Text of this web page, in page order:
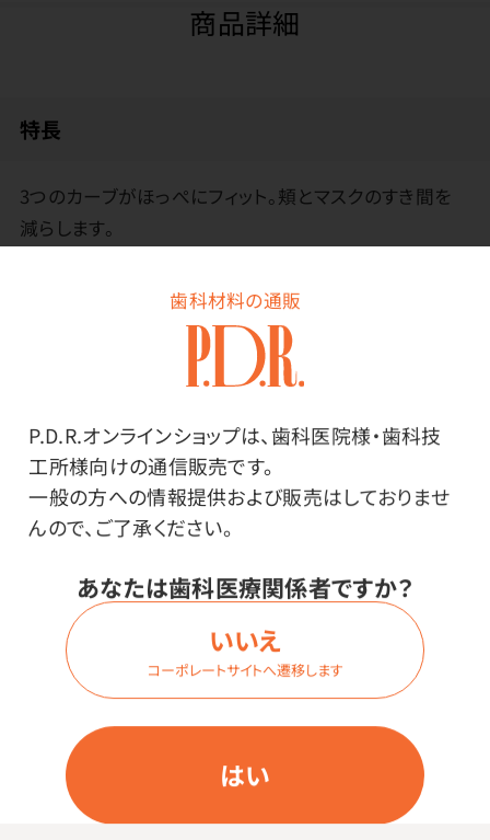
歯科材料の通販
P.D.R.オンラインショップは、歯科医院様・歯科技
工所様向けの通信販売です。
一般の方への情報提供および販売はしておりませ
んので、ご了承ください。
あなたは歯科医療関係者ですか？
はい
いいえ
コーポレートサイトへ遷移します
商品詳細
特長
3つのカーブがほっぺにフィット。頬とマスクのすき間を
減らします。
その他
●ゴム：超幅広平ゴムノンラテックス・ゴム肌側●ノーズピ
ース：アルミ
●フリーサイズ：大容量ケースサイズ／縦55.0×横
22.0×高さ21.0cm 小箱サイズ／縦10.5×横19.5×高
さ10.0cm
●コンパクトサイズ：大容量ケースサイズ／縦50.0×横
22.0×高さ20.0cm 小箱サイズ／縦9.5×横18.0×高
さ10.0cm